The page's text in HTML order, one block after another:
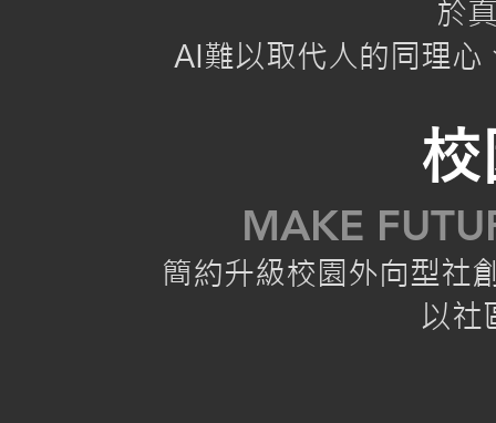
於
AI難以取代人的同理心
MAKE
簡約升級校園外向型社
以社